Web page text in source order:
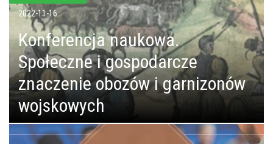
2022-11-16
Konferencja naukowa.
Społeczne i gospodarcze
znaczenie obozów i garnizonów
wojskowych